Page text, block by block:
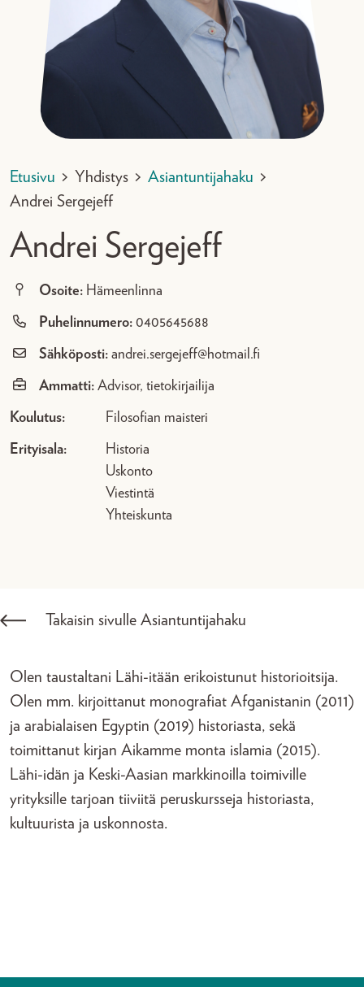
Etusivu > Yhdistys > Asiantuntijahaku >
Andrei Sergejeff
Andrei Sergejeff
Osoite: Hämeenlinna
Puhelinnumero: 0405645688
Sähköposti: andrei.sergejeff@hotmail.fi
Ammatti: Advisor, tietokirjailija
Koulutus: Filosofian maisteri
Erityisala:
Historia
Uskonto
Viestintä
Yhteiskunta
Takaisin sivulle Asiantuntijahaku
Olen taustaltani Lähi-itään erikoistunut historioitsija.
Olen mm. kirjoittanut monografiat Afganistanin (2011)
ja arabialaisen Egyptin (2019) historiasta, sekä
toimittanut kirjan Aikamme monta islamia (2015).
Lähi-idän ja Keski-Aasian markkinoilla toimiville
yrityksille tarjoan tiiviitä peruskursseja historiasta,
kultuurista ja uskonnosta.